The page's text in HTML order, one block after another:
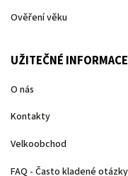
Ověření věku
UŽITEČNÉ INFORMACE
O nás
Kontakty
Velkoobchod
FAQ - Často kladené otázky